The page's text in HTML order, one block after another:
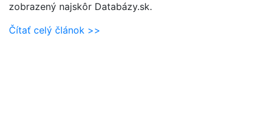
zobrazený najskôr Databázy.sk.
Čítať celý článok >>